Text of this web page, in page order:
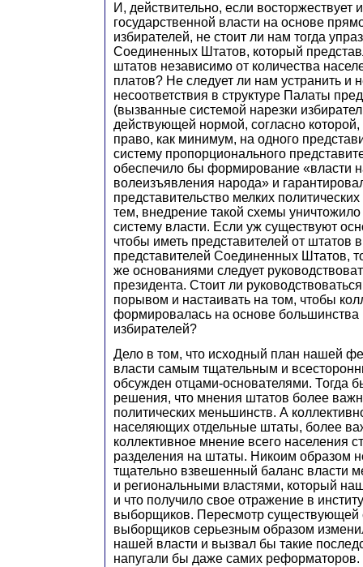
И, действительно, если
государственной власти на основе
избирателей, не стоит ли нам тогда
Соединенных Штатов, который
штатов независимо от количества
платов? Не следует ли нам устранить и
несоответствия в структуре Палаты
(вызванные системой нарезки
действующей нормой, согласно
право, как минимум, на одного
систему пропорционального
обеспечило бы формирование «власти
волеизъявления народа» и
представительство мелких
тем, внедрение такой схемы
систему власти. Если уж существуют
чтобы иметь представителей от штатов
представителей Соединенных Штатов,
же основаниями следует
президента. Стоит ли
порывом и настаивать на том, чтобы
формировалась на основе большинства
избирателей?
Дело в том, что исходный план нашей
власти самым тщательным и
обсужден отцами-основателями. Тогда
решения, что мнения штатов более
политических меньшинств. А
населяющих отдельные штаты, более
коллективное мнение всего населения
разделения на штаты. Никоим образом
тщательно взвешенный баланс власти
и региональными властями, который
и что получило свое отражение в
выборщиков. Пересмотр существующей
выборщиков серьезным образом
нашей власти и вызвал бы такие
напугали бы даже самих реформаторов.